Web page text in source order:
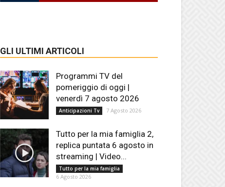
GLI ULTIMI ARTICOLI
Programmi TV del
pomeriggio di oggi |
venerdì 7 agosto 2026
Anticipazioni Tv 7 Agosto 2026
Tutto per la mia famiglia 2,
replica puntata 6 agosto in
streaming | Video...
Tutto per la mia famiglia
6 Agosto 2026